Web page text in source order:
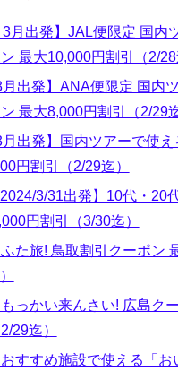
3月出発】JAL便限定 国内
最大10,000円割引（2/28
月出発】ANA便限定 国内
最大8,000円割引（2/29迄
月出発】国内ツアーで使
円割引（2/29迄）
2024/3/31出発】10代・20
円割引（3/30迄）
ふた旅! 鳥取割引クーポン
もっかい来んさい! 広島ク
29迄）
おすすめ施設で使える「